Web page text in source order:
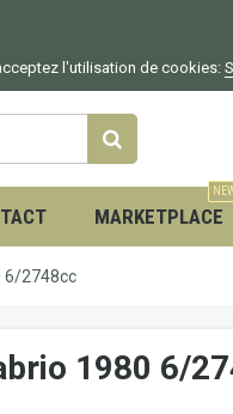
l'utilisation de cookies:
MARKETPLACE
6/2748cc
1980 6/